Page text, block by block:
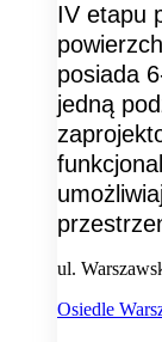
IV etapu
posiada
jedną
ul.
Osiedle